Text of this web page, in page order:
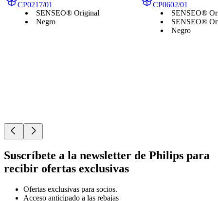
CP0217/01
SENSEO® Original
Negro
CP0602/01
SENSEO®
SENSEO®
Negro
Suscríbete a la newsletter de Philips para
recibir ofertas exclusivas
Ofertas exclusivas para socios.
Acceso anticipado a las rebajas